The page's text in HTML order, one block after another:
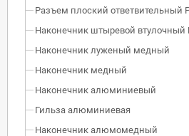
Разъем плоский ответвительный
Наконечник штыревой
Наконечник луженый медный
Наконечник медный
Наконечник алюминиевый
Гильза алюминиевая
Наконечник алюмомедный